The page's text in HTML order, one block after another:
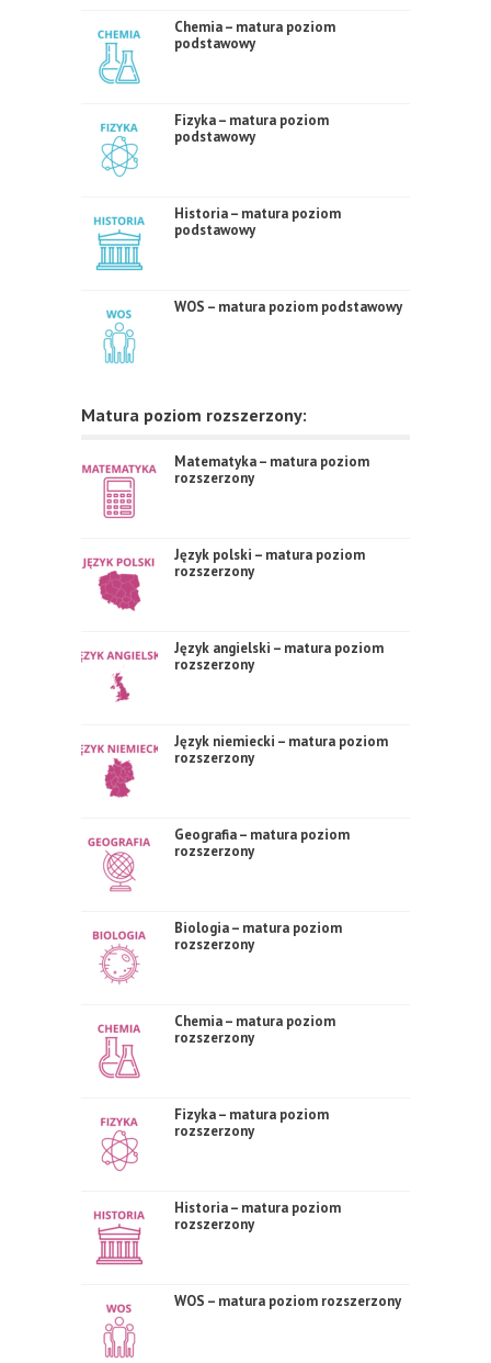
Chemia – matura poziom
podstawowy
Fizyka – matura poziom
podstawowy
Historia – matura poziom
podstawowy
WOS – matura poziom podstawowy
Matura poziom rozszerzony:
Matematyka – matura poziom
rozszerzony
Język polski – matura poziom
rozszerzony
Język angielski – matura poziom
rozszerzony
Język niemiecki – matura poziom
rozszerzony
Geografia – matura poziom
rozszerzony
Biologia – matura poziom
rozszerzony
Chemia – matura poziom
rozszerzony
Fizyka – matura poziom
rozszerzony
Historia – matura poziom
rozszerzony
WOS – matura poziom rozszerzony